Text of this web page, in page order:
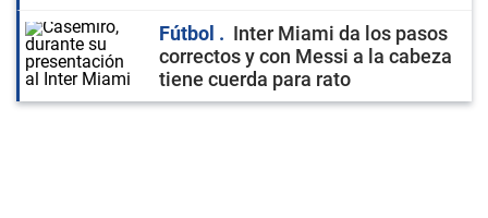
Fútbol
Inter Miami da los pasos
correctos y con Messi a la cabeza
tiene cuerda para rato